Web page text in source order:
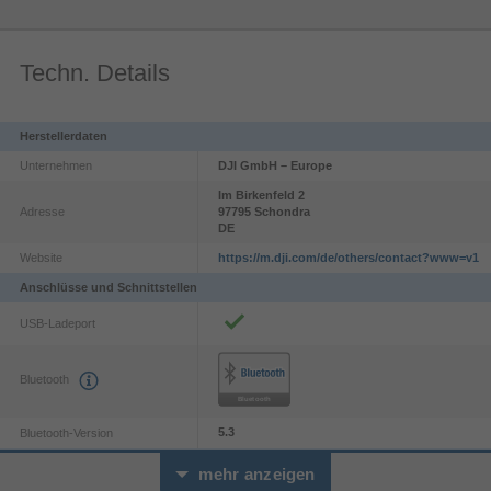
Techn. Details
Herstellerdaten
Unternehmen DJI GmbH – Europe
Adresse
Im Birkenfeld 2
97795 Schondra
DE
Website https://m.dji.com/de/others/contact?www=v1
Anschlüsse und Schnittstellen
USB-Ladeport
Bluetooth
Bluetooth-Version 5.3
mehr anzeigen